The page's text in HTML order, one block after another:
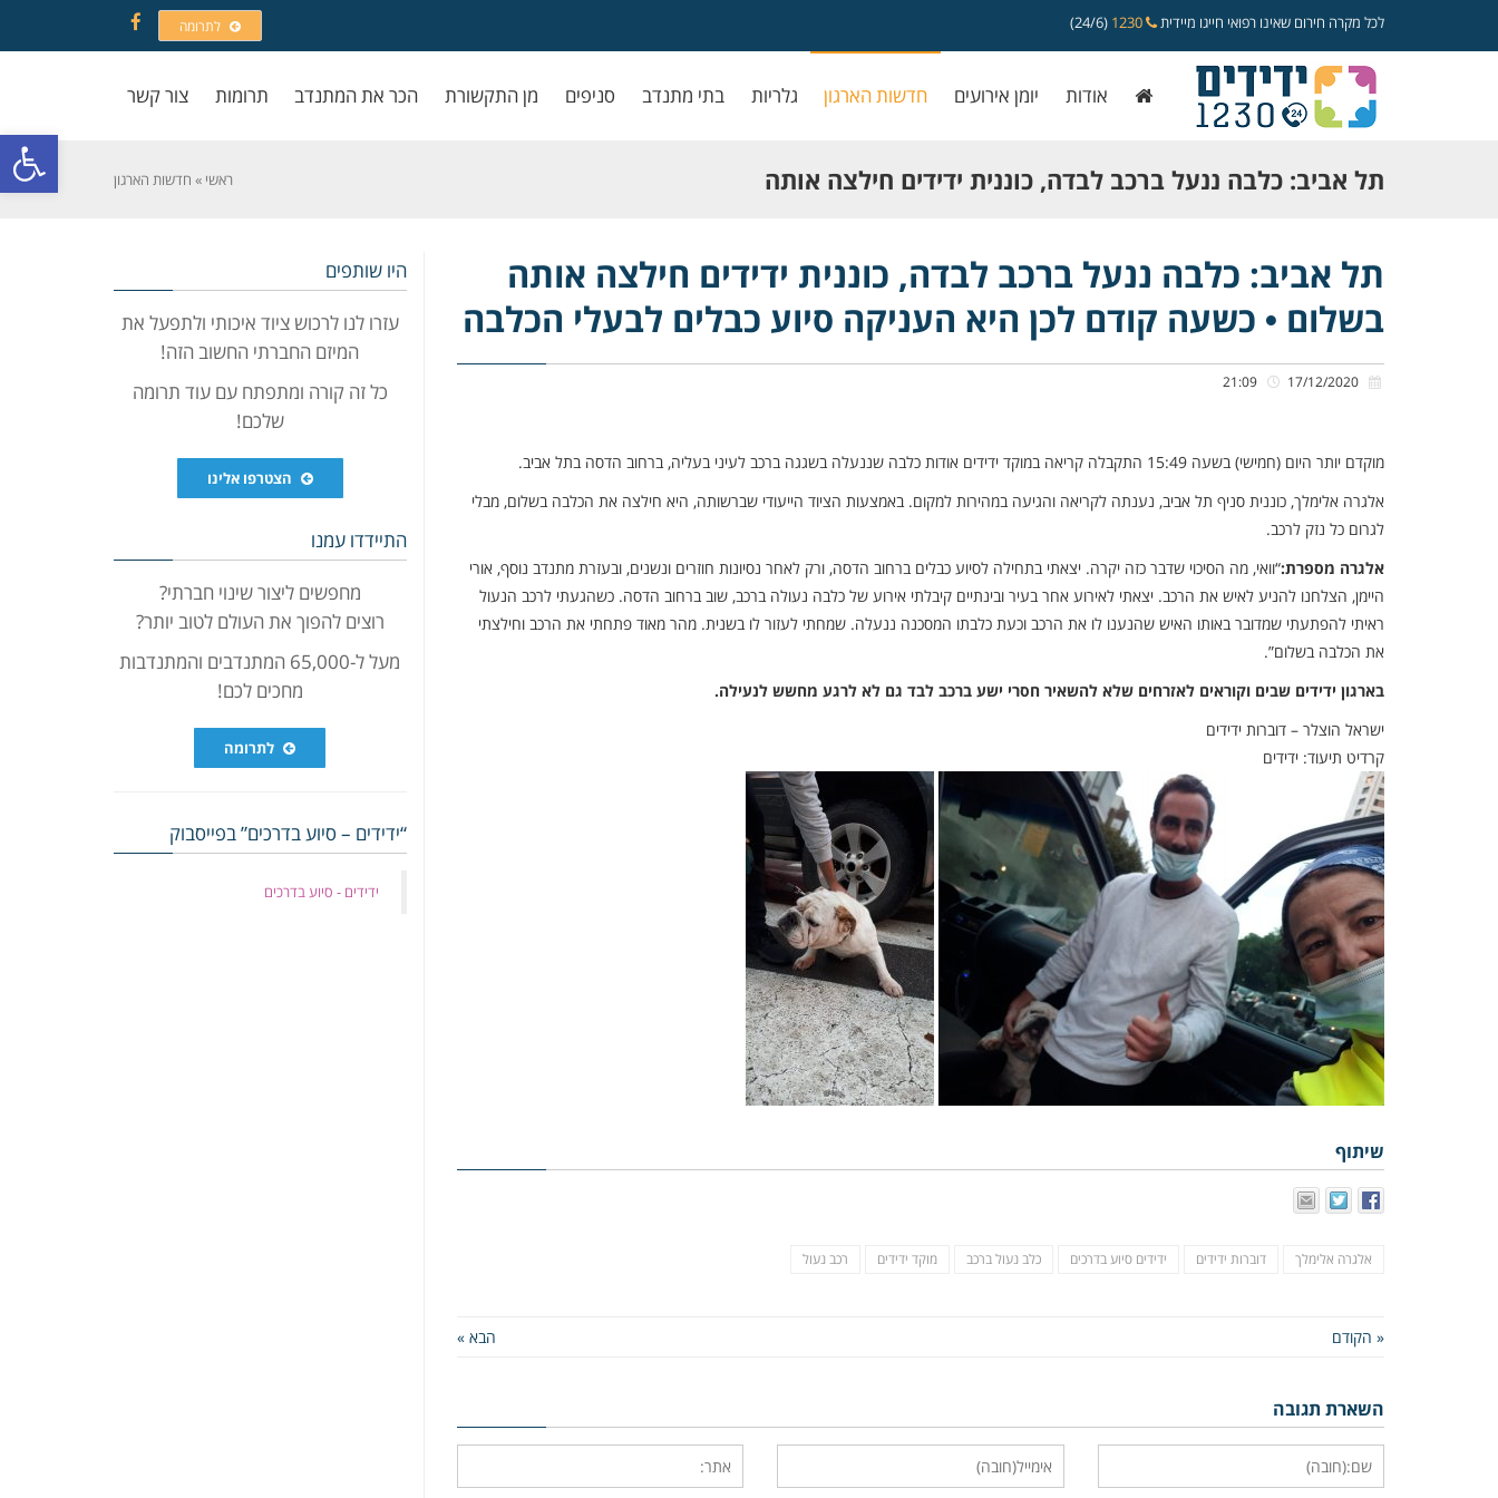
פתח
לכל מקרה חירום שאינו רפואי חייגו מיידית (24/6) לתרומה
Facebook
אודות יומן אירועים חדשות הארגון גלריות בתי מתנדב סניפים מן התקשורת הכר את המתנדב תרומות צור קשר
תל אביב: כלבה ננעל ברכב לבדה, כוננית ידידים חילצה אותה
בשלום • כשעה קודם לכן היא העניקה סיוע כבלים לבעלי
הכלבה
ראשי » חדשות הארגון
תל אביב: כלבה ננעל ברכב לבדה, כוננית ידידים חילצה אותה
בשלום • כשעה קודם לכן היא העניקה סיוע כבלים לבעלי הכלבה
מוקדם יותר היום (חמישי) בשעה 15:49 התקבלה קריאה במוקד ידידים אודות כלבה שננעלה בשגגה ברכב לעיני בעליה, ברחוב הדסה בתל אביב.
אלגרה אלימלך, כוננית סניף תל אביב, נענתה לקריאה והגיעה במהירות למקום. באמצעות הציוד הייעודי שברשותה, היא חילצה את הכלבה בשלום, מבלי
לגרום כל נזק לרכב.
אלגרה מספרת:“וואי, מה הסיכוי שדבר כזה יקרה. יצאתי בתחילה לסיוע כבלים ברחוב הדסה, ורק לאחר נסיונות חוזרים ונשנים, ובעזרת מתנדב נוסף, אורי
היימן, הצלחנו להניע לאיש את הרכב. יצאתי לאירוע אחר בעיר ובינתיים קיבלתי אירוע של כלבה נעולה ברכב, שוב ברחוב הדסה. כשהגעתי לרכב הנעול
ראיתי להפתעתי שמדובר באותו האיש שהנענו לו את הרכב וכעת כלבתו המסכנה ננעלה. שמחתי לעזור לו בשנית. מהר מאוד פתחתי את הרכב וחילצתי
את הכלבה בשלום”.
בארגון ידידים שבים וקוראים לאזרחים שלא להשאיר חסרי ישע ברכב לבד גם לא לרגע מחשש לנעילה.
ישראל הוצלר – דוברות ידידים
קרדיט תיעוד: ידידים
שיתוף
אלגרה אלימלך דוברות ידידים ידידים סיוע בדרכים כלב נעול ברכב מוקד ידידים רכב נעול
« הקודם הבא »
השארת תגובה
היו שותפים
עזרו לנו לרכוש ציוד איכותי ולתפעל את
המיזם החברתי החשוב הזה!
כל זה קורה ומתפתח עם עוד תרומה
שלכם!
הצטרפו אלינו
התיידדו עמנו
מחפשים ליצור שינוי חברתי?
רוצים להפוך את העולם לטוב יותר?
מעל ל-65,000 המתנדבים והמתנדבות
מחכים לכם!
לתרומה
“ידידים – סיוע בדרכים” בפייסבוק
‏ידידים - סיוע בדרכים